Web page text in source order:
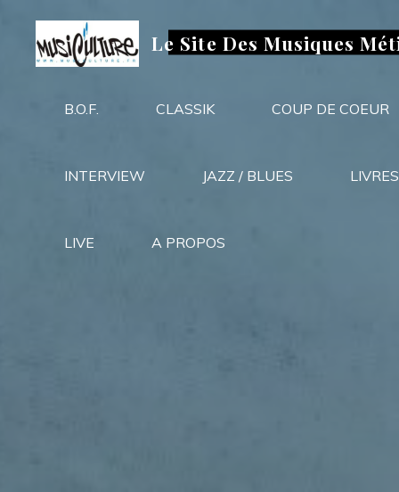
contenu
Le Site Des Musiques
B.O.F. CLASSIK COUP DE COEUR
INTERVIEW JAZZ / BLUES LIVRES
LIVE A PROPOS